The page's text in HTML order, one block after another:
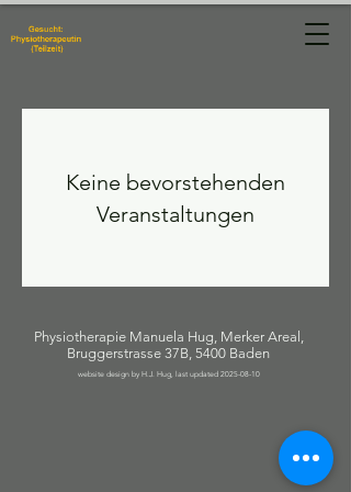
Keine bevorstehenden
Veranstaltungen
Physiotherapie Manuela Hug, Merker Areal,
Bruggerstrasse 37B, 5400 Baden
website design by H.J. Hug, last updated 2025-08-10